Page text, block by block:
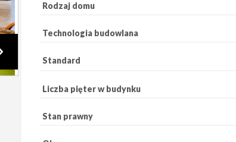
Rodzaj domu
Technologia budowlana
Standard
Liczba pięter w budynku
Stan prawny